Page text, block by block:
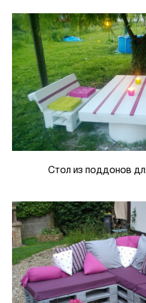
Стол из поддонов